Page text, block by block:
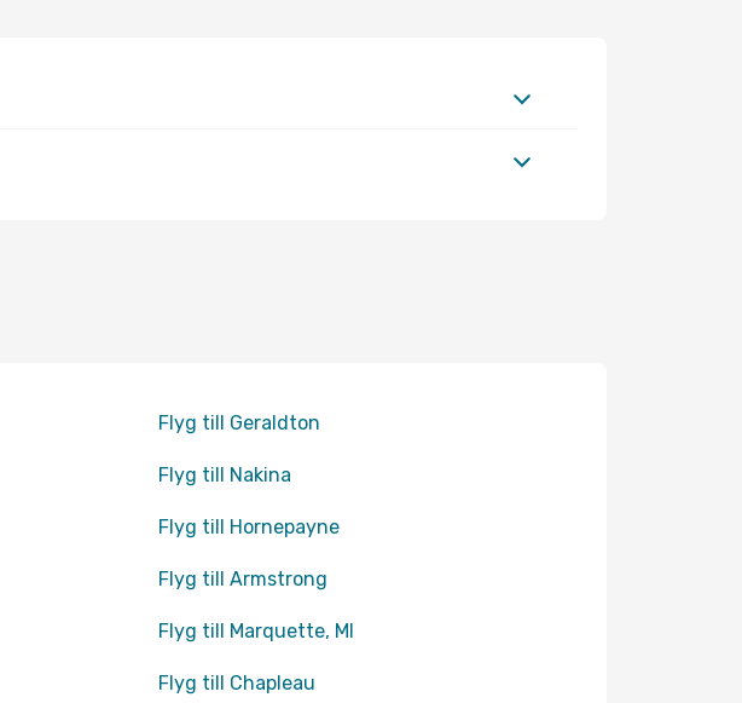
Flyg till Geraldton
Flyg till Nakina
Flyg till Hornepayne
Flyg till Armstrong
Flyg till Marquette, MI
Flyg till Chapleau